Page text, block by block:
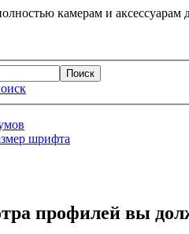
камерам и аксессуарам
шрифта
профилей вы